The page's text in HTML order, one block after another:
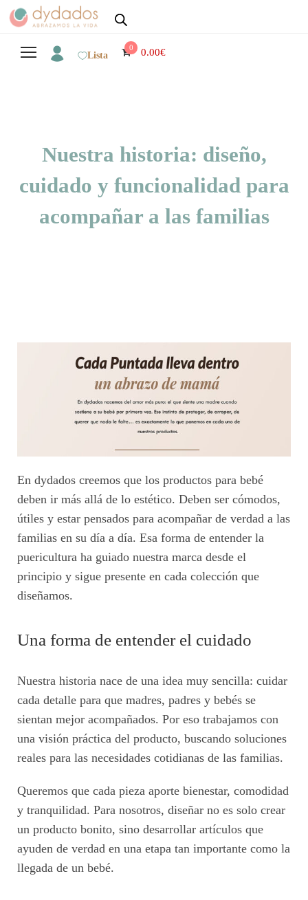
Lista
0 0.00€
Nuestra historia: diseño,
cuidado y funcionalidad para
acompañar a las familias
En dydados creemos que los productos para bebé
deben ir más allá de lo estético. Deben ser cómodos,
útiles y estar pensados para acompañar de verdad a las
familias en su día a día. Esa forma de entender la
puericultura ha guiado nuestra marca desde el
principio y sigue presente en cada colección que
diseñamos.
Una forma de entender el cuidado
Nuestra historia nace de una idea muy sencilla: cuidar
cada detalle para que madres, padres y bebés se
sientan mejor acompañados. Por eso trabajamos con
una visión práctica del producto, buscando soluciones
reales para las necesidades cotidianas de las familias.
Queremos que cada pieza aporte bienestar, comodidad
y tranquilidad. Para nosotros, diseñar no es solo crear
un producto bonito, sino desarrollar artículos que
ayuden de verdad en una etapa tan importante como la
llegada de un bebé.